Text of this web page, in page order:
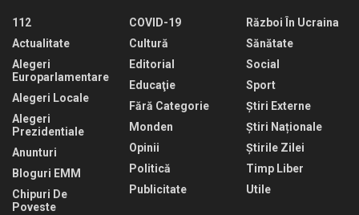
112
Actualitate
Alegeri
Europarlamentare
Alegeri Locale
Alegeri
Prezidentiale
Anunturi
Bloguri EMM
Chipuri De
Poveste
COVID-19
Cultură
Editorial
Educaţie
Fără Categorie
Monden
Opinii
Politică
Publicitate
Război În Ucraina
Sănătate
Social
Sport
Știri Externe
Știri Naționale
Știrile Zilei
Timp Liber
Utile